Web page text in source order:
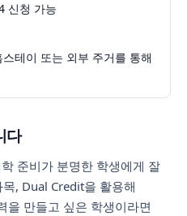
신청 가능
테이 또는 외부 주거를 통해
다
준비가 분명한 학생에게 잘
, Dual Credit을 활용해
을 만들고 싶은 학생이라면